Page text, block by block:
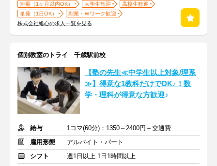
短期（1ヶ月以内OK） 大学生歓迎
高校生歓迎
単発（1日OK）
副業・Ｗワーク歓迎
株式会社維心の求人一覧を見る
個別教室のトライ 千歳駅前校
【塾の先生≪中学生以上対象/理系
≫】得意な1教科だけでOK♪！数
学・理科が得意な方歓迎♪
給与
1コマ(60分)：1350～2400円＋交通費
雇用形態
アルバイト・パート
シフト
週1日以上 1日1時間以上